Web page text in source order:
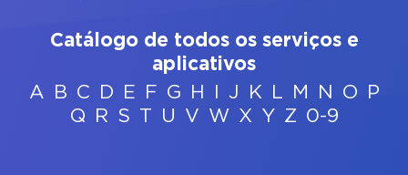
Catálogo de todos os serviços e
aplicativos
A
B C D E F G H J K L M N O
P
Q
R S U V W X Y Z 0-9